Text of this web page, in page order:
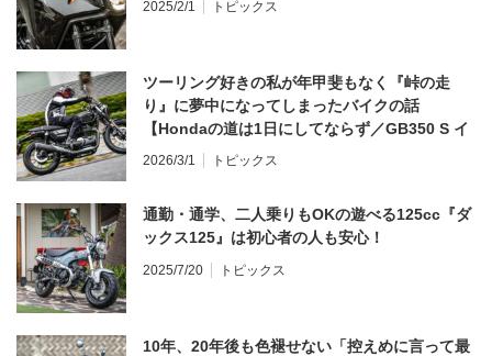
2025/2/1 トピックス
ツーリング好きの私が年甲斐もなく『峠の走
り』に夢中になってしまったバイクの話
【Hondaの道は1日にしてならず／GB350 S イ
ンプレ・レビュー 前編】
2026/3/1 トピックス
通勤・通学、二人乗りもOKの遊べる125cc『ダ
ックス125』は初心者の人も安心！
2025/7/20 トピックス
10年、20年後も色褪せない「控えめに言って最